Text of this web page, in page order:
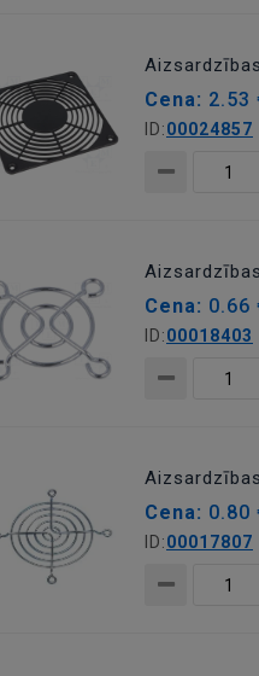
Cena: 2.53
ID:00024857
Cena: 0.66
ID:00018403
Cena: 0.80
ID:00017807